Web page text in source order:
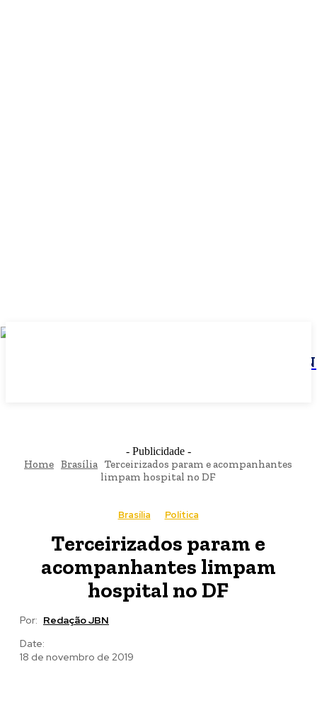
JBN
- Publicidade -
Home Brasília Terceirizados param e acompanhantes
limpam hospital no DF
Brasília Política
Terceirizados param e
acompanhantes limpam
hospital no DF
Por: Redação JBN
Date:
18 de novembro de 2019